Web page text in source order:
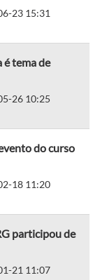
23 15:31
tema de
26 10:25
do curso
18 11:20
participou de
21 11:07